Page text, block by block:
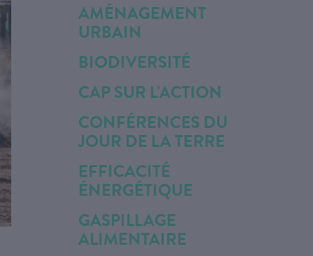
AMÉNAGEMENT
URBAIN
BIODIVERSITÉ
CAP SUR L'ACTION
CONFÉRENCES DU
JOUR DE LA TERRE
EFFICACITÉ
ÉNERGÉTIQUE
GASPILLAGE
ALIMENTAIRE